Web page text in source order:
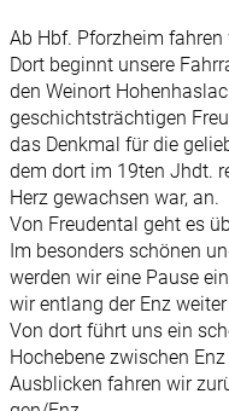
Ab Hbf. Pforzheim
Dort beginnt unsere
den Weinort
geschichtsträchtigen
das Denkmal für die
dem dort im 19ten Jhdt.
Herz gewachsen war, an.
Von Freudental geht es
Im besonders schönen
werden wir eine Pause
wir entlang der Enz
Von dort führt uns ein
Hochebene zwischen
Ausblicken fahren wir